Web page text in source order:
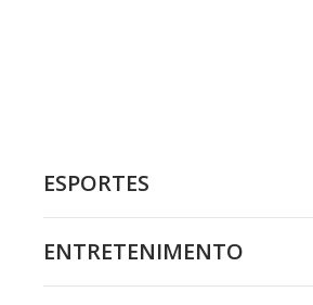
ESPORTES
ENTRETENIMENTO